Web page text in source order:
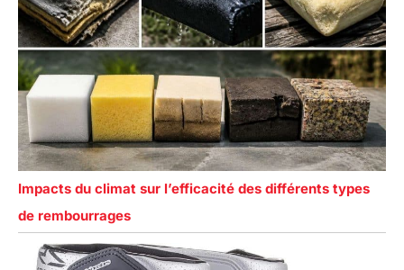
Impacts du climat sur l’efficacité des différents types
de rembourrages